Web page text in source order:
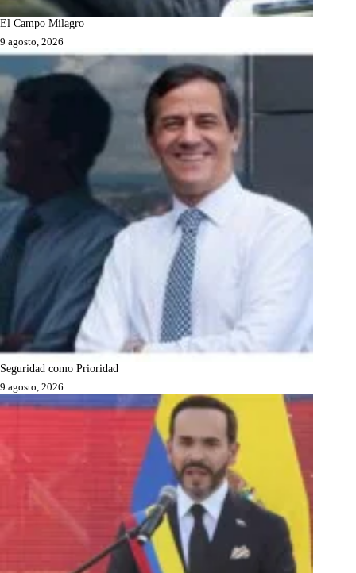
El Campo Milagro
9 agosto, 2026
Seguridad como Prioridad
9 agosto, 2026